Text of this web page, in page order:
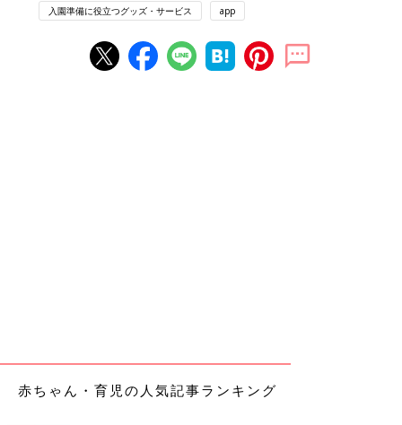
入園準備に役立つグッズ・サービス app
赤ちゃん・育児の人気記事ランキング